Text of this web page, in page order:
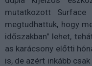
mutatkozott
megtudhattuk, hogy
időszakban" lehet,
as karácsony előtti
is, de azért inkább